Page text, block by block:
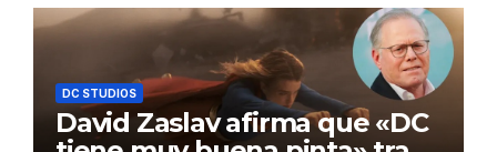
DC STUDIOS
David Zaslav afirma que «DC